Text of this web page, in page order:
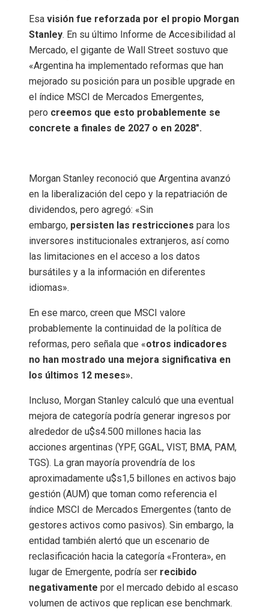
Esa visión fue reforzada por el propio Morgan
Stanley. En su último Informe de Accesibilidad al
Mercado, el gigante de Wall Street sostuvo que
«Argentina ha implementado reformas que han
mejorado su posición para un posible upgrade en
el índice MSCI de Mercados Emergentes,
pero creemos que esto probablemente se
concrete a finales de 2027 o en 2028″.
Morgan Stanley reconoció que Argentina avanzó
en la liberalización del cepo y la repatriación de
dividendos, pero agregó: «Sin
embargo, persisten las restricciones para los
inversores institucionales extranjeros, así como
las limitaciones en el acceso a los datos
bursátiles y a la información en diferentes
idiomas».
En ese marco, creen que MSCI valore
probablemente la continuidad de la política de
reformas, pero señala que «otros indicadores
no han mostrado una mejora significativa en
los últimos 12 meses».
Incluso, Morgan Stanley calculó que una eventual
mejora de categoría podría generar ingresos por
alrededor de u$s4.500 millones hacia las
acciones argentinas (YPF, GGAL, VIST, BMA, PAM,
TGS). La gran mayoría provendría de los
aproximadamente u$s1,5 billones en activos bajo
gestión (AUM) que toman como referencia el
índice MSCI de Mercados Emergentes (tanto de
gestores activos como pasivos). Sin embargo, la
entidad también alertó que un escenario de
reclasificación hacia la categoría «Frontera», en
lugar de Emergente, podría ser recibido
negativamente por el mercado debido al escaso
volumen de activos que replican ese benchmark.